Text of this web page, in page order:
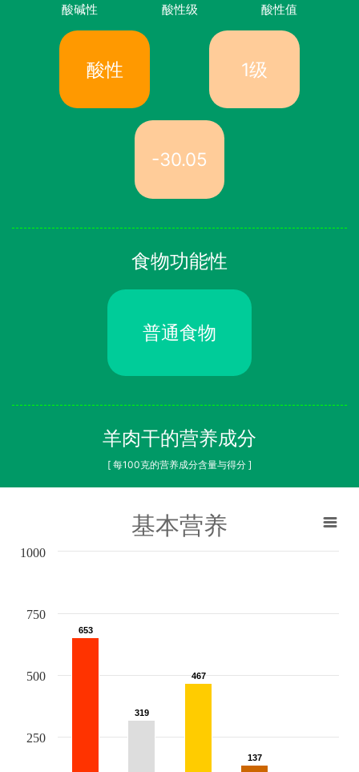
酸碱性 酸性级 酸性值
酸性 1级
-30.05
食物功能性
普通食物
羊肉干的营养成分
[ 每100克的营养成分含量与得分 ]
基本营养
653
653
319
319
467
467
137
137
250
500
750
1000